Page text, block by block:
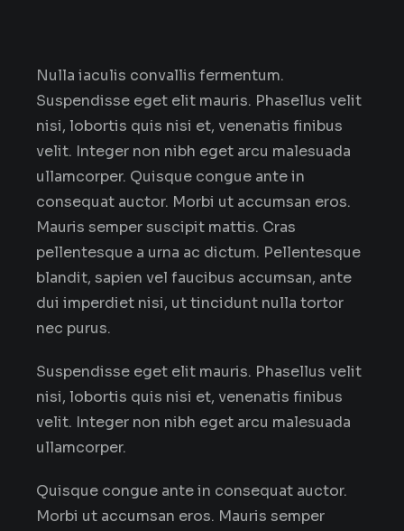
Nulla iaculis convallis fermentum.
Suspendisse eget elit mauris. Phasellus velit
nisi, lobortis quis nisi et, venenatis finibus
velit. Integer non nibh eget arcu malesuada
ullamcorper. Quisque congue ante in
consequat auctor. Morbi ut accumsan eros.
Mauris semper suscipit mattis. Cras
pellentesque a urna ac dictum. Pellentesque
blandit, sapien vel faucibus accumsan, ante
dui imperdiet nisi, ut tincidunt nulla tortor
nec purus.
Suspendisse eget elit mauris. Phasellus velit
nisi, lobortis quis nisi et, venenatis finibus
velit. Integer non nibh eget arcu malesuada
ullamcorper.
Quisque congue ante in consequat auctor.
Morbi ut accumsan eros. Mauris semper